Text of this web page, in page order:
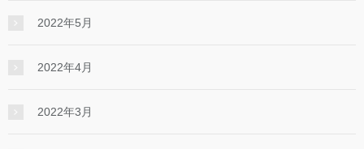
2022年5月
2022年4月
2022年3月